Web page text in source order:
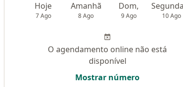
Hoje
7 Ago
Amanhã
8 Ago
Dom,
9 Ago 10 Ago
O agendamento online não está
disponível
Mostrar número